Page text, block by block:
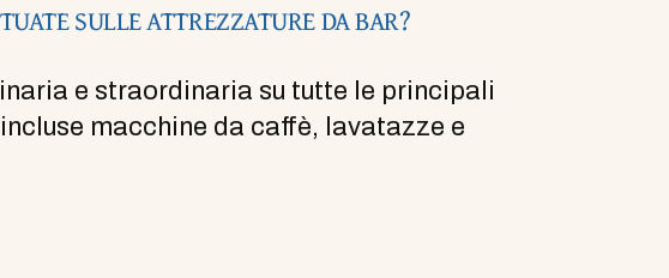
SULLE ATTREZZATURE DA BAR?
e straordinaria su tutte le principali
macchine da caffè, lavatazze e